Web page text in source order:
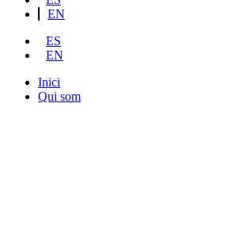
EN
ES
EN
Inici
Qui som